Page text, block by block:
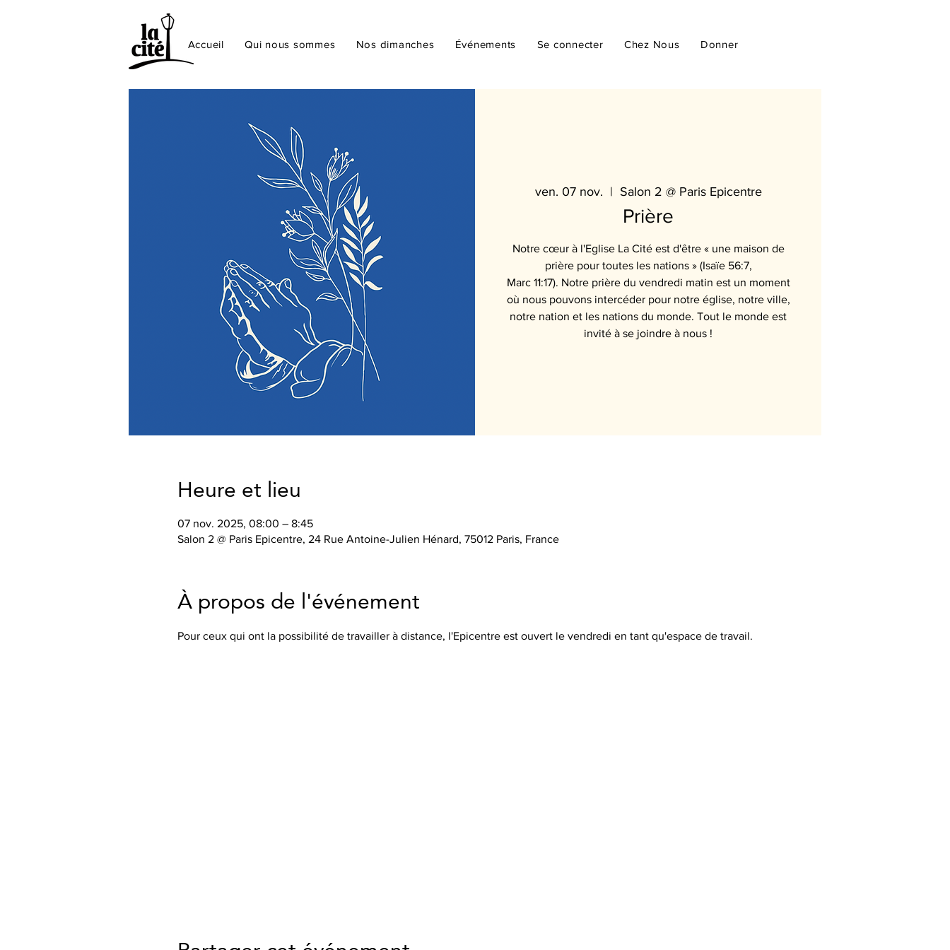
Accueil Qui nous sommes Nos dimanches Événements Se connecter Chez Nous Donner
ven. 07 nov.
  |
Salon 2 @ Paris Epicentre
Prière
Notre cœur à l'Eglise La Cité est d'être « une maison de
prière pour toutes les nations » (Isaïe 56:7,
Marc 11:17). Notre prière du vendredi matin est un moment
où nous pouvons intercéder pour notre église, notre ville,
notre nation et les nations du monde. Tout le monde est
Heure et lieu
07 nov. 2025, 08:00 – 8:45
Salon 2 @ Paris Epicentre, 24 Rue Antoine-Julien Hénard, 75012 Paris, France
À propos de l'événement
Pour ceux qui ont la possibilité de travailler à distance, l'Epicentre est ouvert le vendredi en tant qu'espace de travail.